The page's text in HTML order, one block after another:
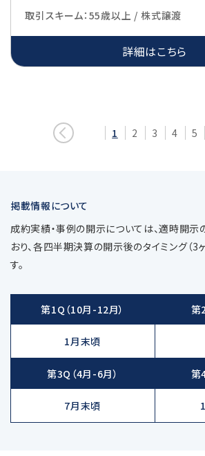
取引スキーム：55歳以上 / 株式譲渡
詳細はこちら
前
へ
1 2 3 4 5
掲載情報について
成約実績・事例の開示については、適時開示
おり、各四半期決算の開示後のタイミング（3
す。
第1Q （10月-12月）
1月末頃
第
第3Q （4月-6月）
7月末頃
第